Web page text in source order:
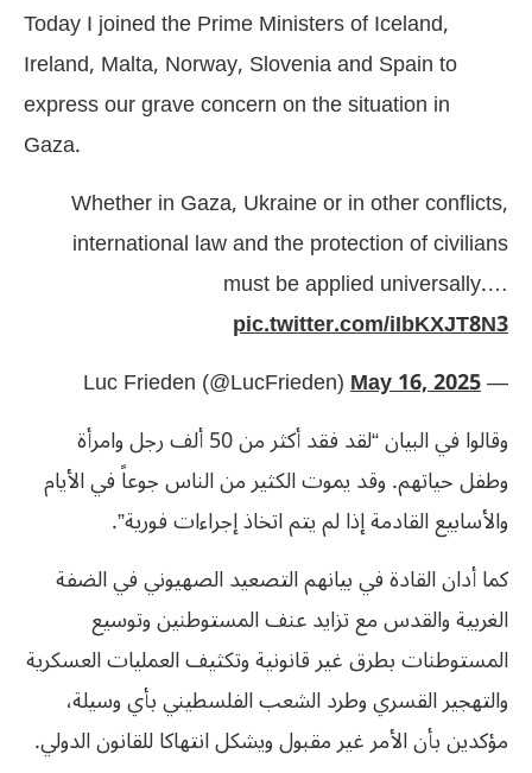
Today I joined the Prime Ministers of Iceland,
Ireland, Malta, Norway, Slovenia and Spain to
express our grave concern on the situation in
Gaza.
Whether in Gaza, Ukraine or in other conflicts,
international law and the protection of civilians
must be applied universally.…
pic.twitter.com/iIbKXJT8N3
— Luc Frieden (@LucFrieden)
May 16, 2025
وقالوا في البيان “لقد فقد أكثر من 50 ألف رجل وامرأة
وطفل حياتهم. وقد يموت الكثير من الناس جوعاً في الأيام
والأسابيع القادمة إذا لم يتم اتخاذ إجراءات فورية”.
كما أدان القادة في بيانهم التصعيد الصهيوني في الضفة
الغربية والقدس مع تزايد عنف المستوطنين وتوسيع
المستوطنات بطرق غير قانونية وتكثيف العمليات العسكرية
والتهجير القسري وطرد الشعب الفلسطيني بأي وسيلة،
مؤكدين بأن الأمر غير مقبول ويشكل انتهاكا للقانون الدولي.